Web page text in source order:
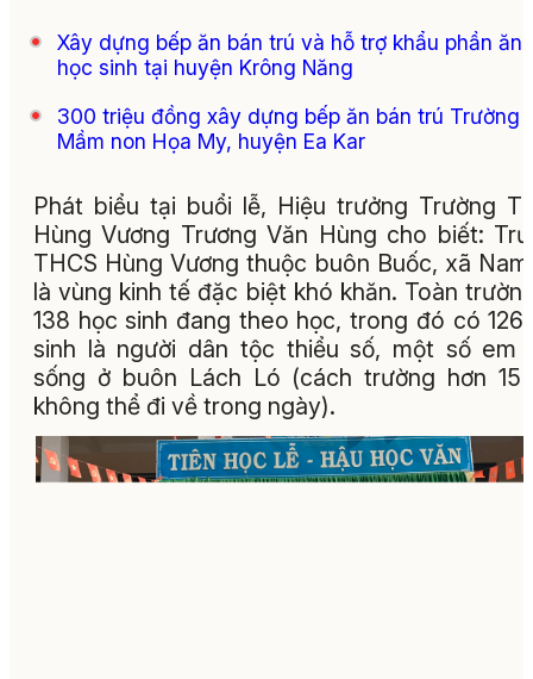
Xây dựng bếp ăn bán trú và hỗ trợ khẩu phần ăn
học sinh tại huyện Krông Năng
300 triệu đồng xây dựng bếp ăn bán trú Trường
Mầm non Họa My, huyện Ea Kar
Phát biểu tại buổi lễ, Hiệu trưởng Trường
Hùng Vương Trương Văn Hùng cho biết:
THCS Hùng Vương thuộc buôn Buốc, xã
là vùng kinh tế đặc biệt khó khăn. Toàn
138 học sinh đang theo học, trong đó có 126
sinh là người dân tộc thiểu số, một số em
sống ở buôn Lách Ló (cách trường hơn 15
không thể đi về trong ngày).